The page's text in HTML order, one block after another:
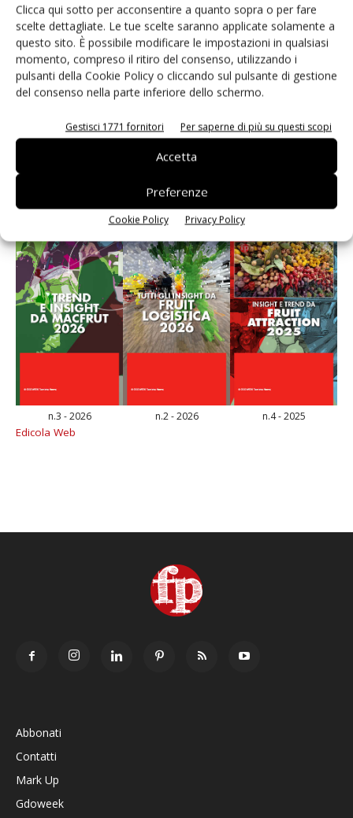
Clicca qui sotto per acconsentire a quanto sopra o per fare
scelte dettagliate. Le tue scelte saranno applicate solamente a
questo sito. È possibile modificare le impostazioni in qualsiasi
momento, compreso il ritiro del consenso, utilizzando i
pulsanti della Cookie Policy o cliccando sul pulsante di gestione
del consenso nella parte inferiore dello schermo.
Gestisci 1771 fornitori Per saperne di più su questi scopi
Accetta
Preferenze
Cookie Policy Privacy Policy
2026
Leonardo Odorizzi: “Dobbiamo creare stupore nel
punto di vendita” #vocidellortofrutta
n.3 - 2026 n.2 - 2026 n.4 - 2025
Edicola Web
Abbonati
Contatti
Mark Up
Gdoweek